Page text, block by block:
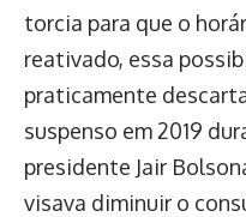
torcia para que o
reativado, essa
praticamente
suspenso em 2019
presidente Jair
visava diminuir o